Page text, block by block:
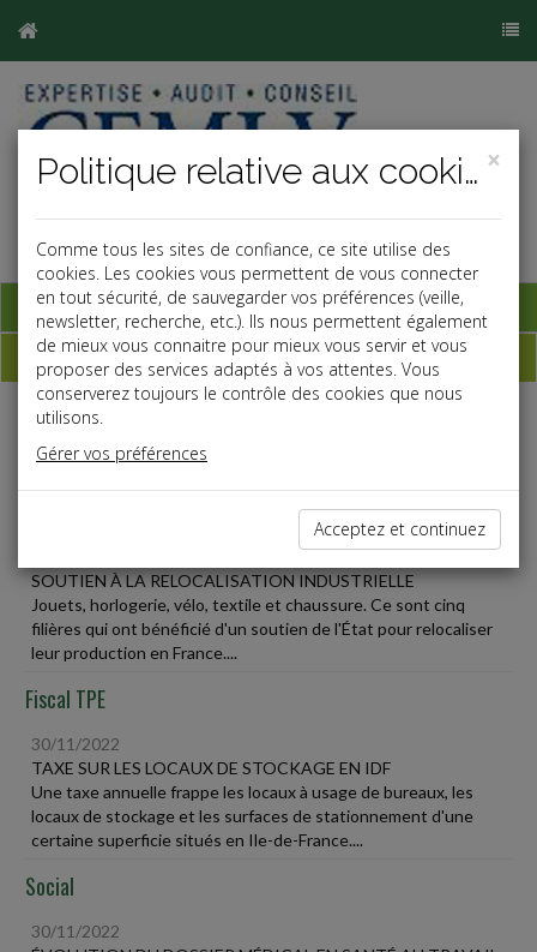
Base documentaire
Dépêches
Liste des dernières dépêches
SOUTIEN À LA RELOCALISATION INDUSTRIELLE
Jouets, horlogerie, vélo, textile et chaussure. Ce sont cinq
filières qui ont bénéficié d'un soutien de l'État pour relocaliser
leur production en France....
Fiscal TPE
30/11/2022
TAXE SUR LES LOCAUX DE STOCKAGE EN IDF
Une taxe annuelle frappe les locaux à usage de bureaux, les
locaux de stockage et les surfaces de stationnement d'une
certaine superficie situés en Ile-de-France....
Social
30/11/2022
×
Politique relative aux cookies
Comme tous les sites de confiance, ce site utilise des
cookies. Les cookies vous permettent de vous connecter
en tout sécurité, de sauvegarder vos préférences (veille,
newsletter, recherche, etc.). Ils nous permettent également
de mieux vous connaitre pour mieux vous servir et vous
proposer des services adaptés à vos attentes. Vous
conserverez toujours le contrôle des cookies que nous
utilisons.
Gérer vos préférences
Acceptez et continuez